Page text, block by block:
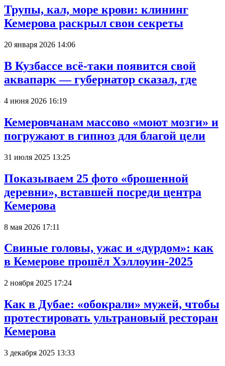
Трупы, кал, море крови: клининг
Кемерова раскрыл свои секреты
20 января 2026 14:06
В Кузбассе всё-таки появится свой
аквапарк — губернатор сказал, где
4 июня 2026 16:19
Кемеровчанам массово «моют мозги» и
погружают в гипноз для благой цели
31 июля 2025 13:25
Показываем 25 фото «брошенной
деревни», вставшей посреди центра
Кемерова
8 мая 2026 17:11
Свиные головы, ужас и «дурдом»: как
в Кемерове прошёл Хэллоуин-2025
2 ноября 2025 17:24
Как в Дубае: «обокрали» мужей, чтобы
протестировать ультрановый ресторан
Кемерова
3 декабря 2025 13:33